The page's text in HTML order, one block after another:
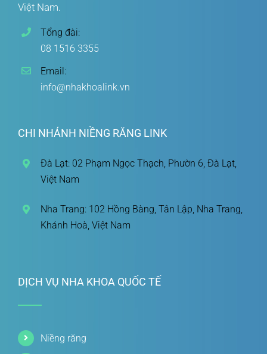
Việt Nam.
Tổng đài:
08 1516 3355
Email:
info@nhakhoalink.vn
CHI NHÁNH NIỀNG RĂNG LINK
Đà Lạt: 02 Phạm Ngọc Thạch, Phườn 6, Đà Lạt,
Việt Nam
Nha Trang: 102 Hồng Bàng, Tân Lập, Nha Trang,
Khánh Hoà, Việt Nam
DỊCH VỤ NHA KHOA QUỐC TẾ
Niềng răng